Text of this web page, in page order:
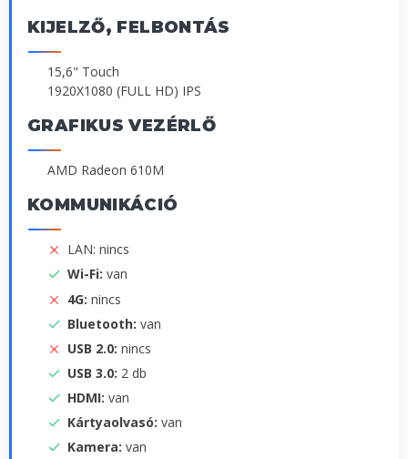
KIJELZŐ, FELBONTÁS
15,6" Touch
1920X1080 (FULL HD) IPS
GRAFIKUS VEZÉRLŐ
AMD Radeon 610M
KOMMUNIKÁCIÓ
LAN: nincs
Wi-Fi: van
4G: nincs
Bluetooth: van
USB 2.0: nincs
USB 3.0: 2 db
HDMI: van
Kártyaolvasó: van
Kamera: van